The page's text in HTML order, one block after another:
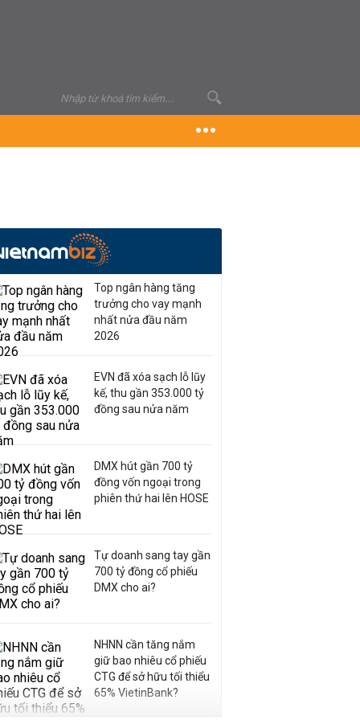
Top ngân hàng tăng
trưởng cho vay mạnh
nhất nửa đầu năm
2026
EVN đã xóa sạch lỗ lũy
kế, thu gần 353.000 tỷ
đồng sau nửa năm
DMX hút gần 700 tỷ
đồng vốn ngoại trong
phiên thứ hai lên HOSE
Tự doanh sang tay gần
700 tỷ đồng cổ phiếu
DMX cho ai?
NHNN cần tăng nắm
giữ bao nhiêu cổ phiếu
CTG để sở hữu tối thiểu
65% VietinBank?